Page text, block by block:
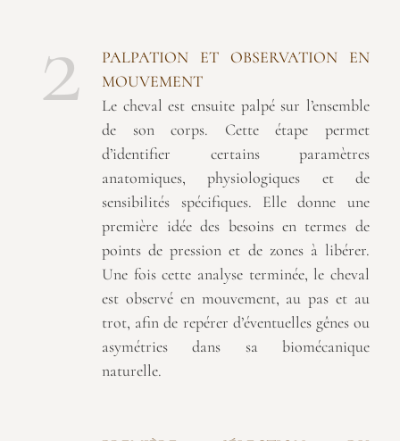
2
PALPATION ET OBSERVATION EN
MOUVEMENT
Le cheval est ensuite palpé sur l’ensemble
de son corps. Cette étape permet
d’identifier certains paramètres
anatomiques, physiologiques et de
sensibilités spécifiques. Elle donne une
première idée des besoins en termes de
points de pression et de zones à libérer.
Une fois cette analyse terminée, le cheval
est observé en mouvement, au pas et au
trot, afin de repérer d’éventuelles gênes ou
asymétries dans sa biomécanique
naturelle.